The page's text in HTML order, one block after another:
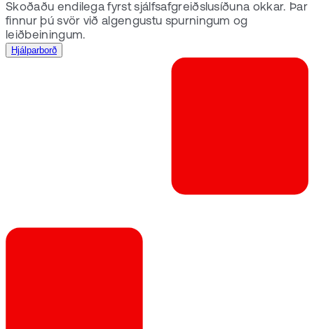
Skoðaðu endilega fyrst sjálfsafgreiðslusíðuna okkar. Þar
finnur þú svör við algengustu spurningum og
leiðbeiningum.
Hjálparborð